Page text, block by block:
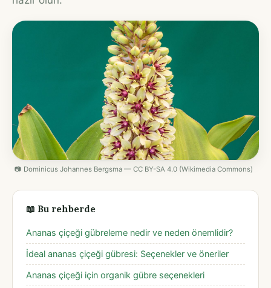
📷 Dominicus Johannes Bergsma — CC BY-SA 4.0 (Wikimedia Commons)
📖 Bu rehberde
Ananas çiçeği gübreleme nedir ve neden önemlidir?
İdeal ananas çiçeği gübresi: Seçenekler ve öneriler
Ananas çiçeği için organik gübre seçenekleri